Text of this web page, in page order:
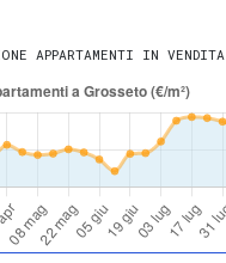
APPARTAMENTI IN VENDITA